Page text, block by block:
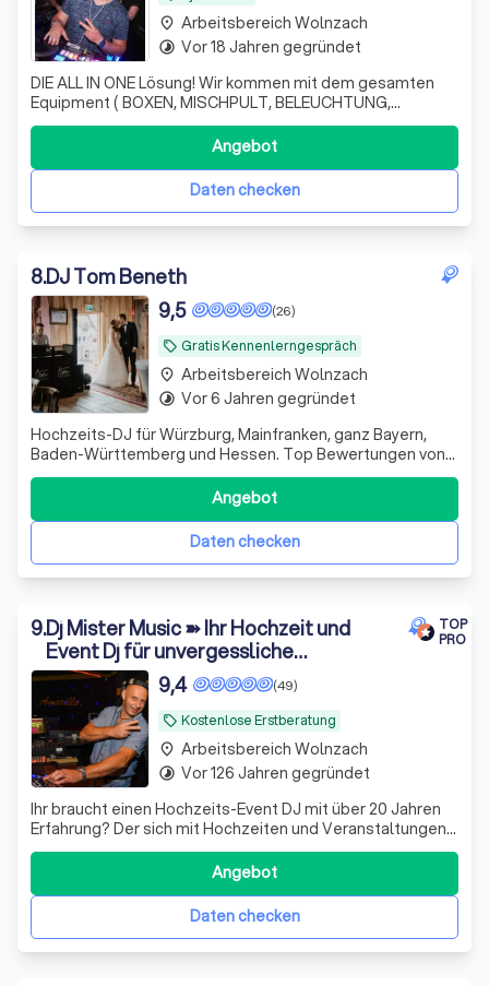
DIE ALL IN ONE Lösung! Wir kommen mit dem gesamten
Equipment ( BOXEN, MISCHPULT, BELEUCHTUNG,
NEBELMASCHINE ). Unsere Dj‘s und ganz besonders Dj the
H. E. A. T. sorgt für die umwerfende Stimmung.
Daten checken
Angebot
place Arbeitsbereich Wolnzach
timelapse Vor 18 Jahren gegründet
8.DJ Tom Beneth
local_offer Gratis Kennenlerngespräch
(26)
9,5
Hochzeits-DJ für Würzburg, Mainfranken, ganz Bayern,
Baden-Württemberg und Hessen. Top Bewertungen von
zufriedenen Kunden. Internationale Expertise (Engl.,
Portug.). Jetzt Wunschtermin anfragen!
Daten checken
Angebot
place Arbeitsbereich Wolnzach
timelapse Vor 6 Jahren gegründet
9.Dj Mister Music ➽ Ihr Hochzeit und
Event Dj für unvergessliche
Veranstaltungen ♩♪♫♬ ¸¸.♫♪¸¸.♫♪
TOP
PRO
local_offer Kostenlose Erstberatung
(49)
9,4
Ihr braucht einen Hochzeits-Event DJ mit über 20 Jahren
Erfahrung? Der sich mit Hochzeiten und Veranstaltungen
bestens auskennt? Zuverlässig und souverän? Mit Gespür
für Musik , Leute und Situation? Freundlich mit bester
Laune und Stimmung? Wo die Party auch richtig abgeht?
Dann seid Ihr hier ri
Daten checken
Angebot
place Arbeitsbereich Wolnzach
timelapse Vor 126 Jahren gegründet